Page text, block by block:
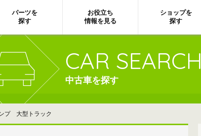
パーツを
探す
お役立ち
情報を見る
ショップを
探す
CAR SEARCH
中古車を探す
プ 大型トラック